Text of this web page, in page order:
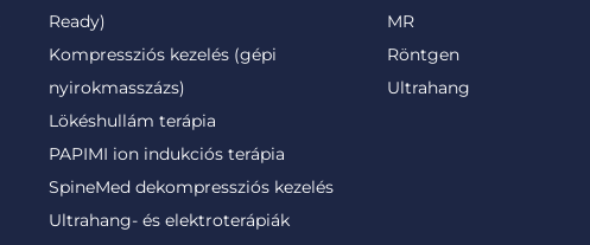
Ready)
Kompressziós kezelés (gépi
nyirokmasszázs)
Lökéshullám terápia
PAPIMI ion indukciós terápia
SpineMed dekompressziós kezelés
Ultrahang- és elektroterápiák
MR
Röntgen
Ultrahang